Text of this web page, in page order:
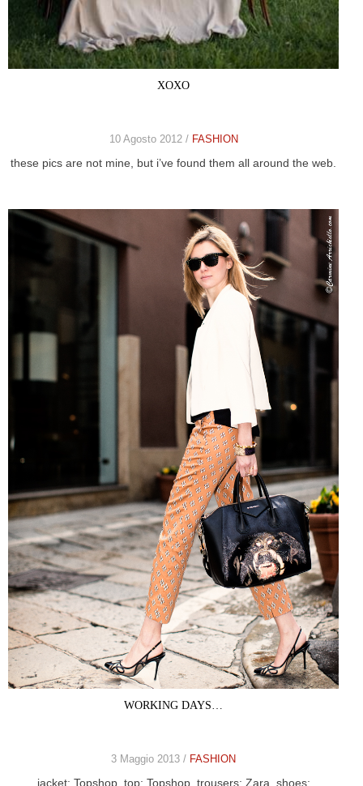
XOXO
10 Agosto 2012 / FASHION
these pics are not mine, but i’ve found them all around the web.
WORKING DAYS…
3 Maggio 2013 / FASHION
jacket: Topshop, top: Topshop, trousers: Zara, shoes: